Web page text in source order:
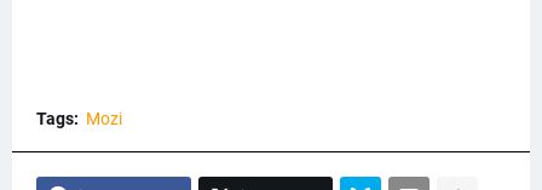
Tags: Mozi